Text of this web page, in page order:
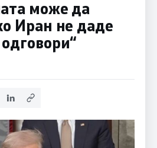
може да
Иран не даде